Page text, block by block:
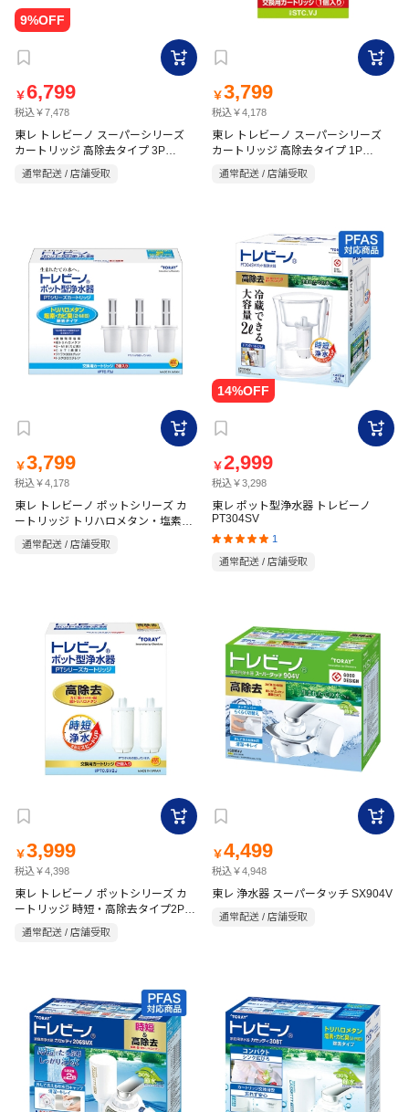
￥6,799
税込￥7,478
東レ トレビーノ スーパーシリーズ
カートリッジ 高除去タイプ 3P
通常配送 / 店舗受取
￥3,799
税込￥4,178
東レ トレビーノ スーパーシリーズ
カートリッジ 高除去タイプ 1P
通常配送 / 店舗受取
￥3,799
税込￥4,178
東レ トレビーノ ポットシリーズ カ
ートリッジ トリハロメタン・塩素・
カビ臭(2-MIB)除去タイプ 3P PTC-
F3J
通常配送 / 店舗受取
￥2,999
税込￥3,298
東レ ポット型浄水器 トレビーノ
PT304SV
1
通常配送 / 店舗受取
￥3,999
税込￥4,398
東レ トレビーノ ポットシリーズ カ
ートリッジ 時短・高除去タイプ2P
通常配送 / 店舗受取
￥4,499
税込￥4,948
東レ 浄水器 スーパータッチ SX904V
通常配送 / 店舗受取